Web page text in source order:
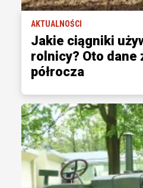
AKTUALNOŚCI
Jakie ciągniki
rolnicy? Oto dane
półrocza